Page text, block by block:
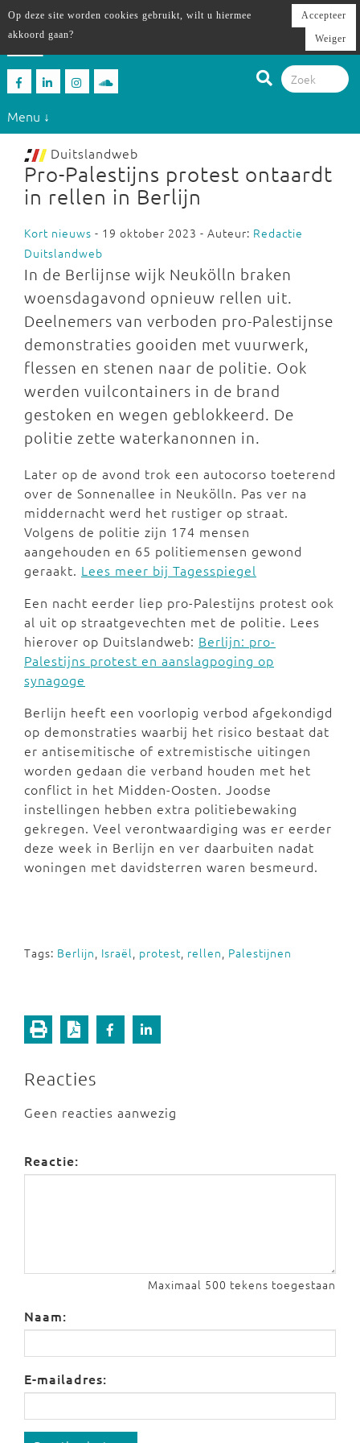
Menu ↓
Duitslandweb
Pro-Palestijns protest ontaardt
in rellen in Berlijn
Kort nieuws - 19 oktober 2023 - Auteur: Redactie
Duitslandweb
In de Berlijnse wijk Neukölln braken
woensdagavond opnieuw rellen uit.
Deelnemers van verboden pro-Palestijnse
demonstraties gooiden met vuurwerk,
flessen en stenen naar de politie. Ook
werden vuilcontainers in de brand
gestoken en wegen geblokkeerd. De
politie zette waterkanonnen in.
Later op de avond trok een autocorso toeterend
over de Sonnenallee in Neukölln. Pas ver na
middernacht werd het rustiger op straat.
Volgens de politie zijn 174 mensen
aangehouden en 65 politiemensen gewond
geraakt. Lees meer bij Tagesspiegel
Een nacht eerder liep pro-Palestijns protest ook
al uit op straatgevechten met de politie. Lees
hierover op Duitslandweb: Berlijn: pro-
Palestijns protest en aanslagpoging op
synagoge
Berlijn heeft een voorlopig verbod afgekondigd
op demonstraties waarbij het risico bestaat dat
er antisemitische of extremistische uitingen
worden gedaan die verband houden met het
conflict in het Midden-Oosten. Joodse
instellingen hebben extra politiebewaking
gekregen. Veel verontwaardiging was er eerder
deze week in Berlijn en ver daarbuiten nadat
woningen met davidsterren waren besmeurd.
Tags: Berlijn, Israël, protest, rellen, Palestijnen
Reacties
Geen reacties aanwezig
Reactie:
Maximaal 500 tekens toegestaan
Naam:
E-mailadres:
Op deze site worden cookies gebruikt, wilt u hiermee
akkoord gaan?
Accepteer
Weiger